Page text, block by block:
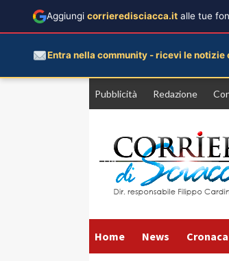
Pubblicità Redazione
Home News Cronaca
Aggiungi corrieredisciacca.it alle tue
Entra nella community - ricevi le notizie